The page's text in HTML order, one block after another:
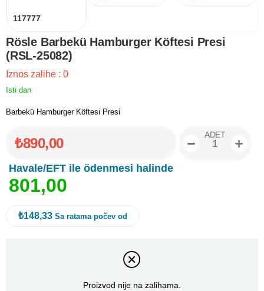
117777
Rösle Barbekü Hamburger Köftesi Presi
(RSL-25082)
Iznos zalihe : 0
Isti dan
Barbekü Hamburger Köftesi Presi
₺890,00
Havale/EFT ile ödenmesi halinde
801,00
ADET
₺148,33 Sa ratama počev od
Proizvod nije na zalihama.